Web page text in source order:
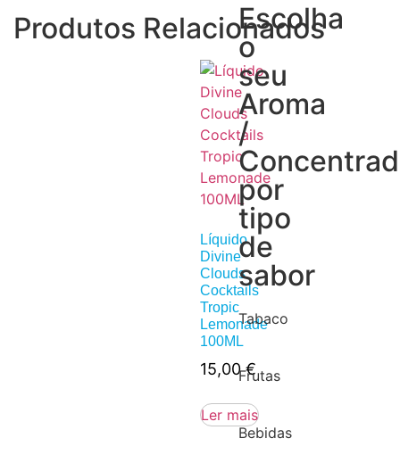
Escolha
o
seu
Aroma
/
por
tipo
de
sabor
Tabaco
Frutas
Bebidas
Produtos Relacionados
Líquido
Divine
Clouds
Cocktails
Tropic
Lemonade
100ML
15,00€
Ler mais